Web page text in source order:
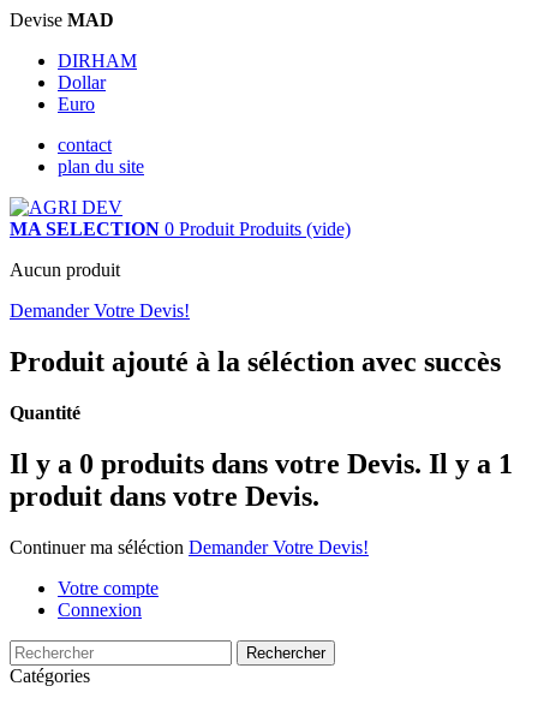
Devise MAD
DIRHAM
Dollar
Euro
contact
plan du site
MA SELECTION 0 Produit Produits (vide)
Aucun produit
Demander Votre Devis!
Produit ajouté à la séléction avec succès
Quantité
Il y a 0 produits dans votre Devis. Il y a 1
produit dans votre Devis.
Continuer ma séléction Demander Votre Devis!
Votre compte
Connexion
Rechercher
Catégories